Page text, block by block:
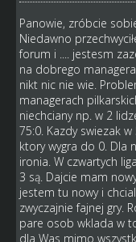
Panowie, zróbcie
Niedawno
forum i .... jestesm
na dobrego
nikt nic nie wie.
managerach
niechciany np. w 2
75:0. Kazdy swiezak
ktory wygra do 0. Dla
ironia. W czwartych
3 są. Dajcie mam
jestem tu nowy i
zwyczajnie fajnej gry.
pare osob wklada w
dla Was mimo